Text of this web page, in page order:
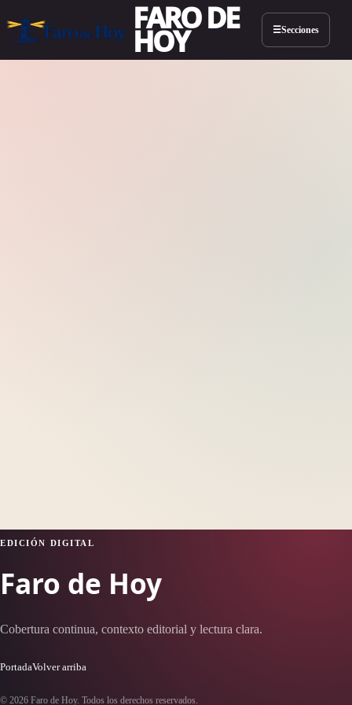
FARO DE
HOY ☰Secciones
EDICIÓN DIGITAL
Faro de Hoy
Cobertura continua, contexto editorial y lectura clara.
PortadaVolver arriba
© 2026 Faro de Hoy. Todos los derechos reservados.